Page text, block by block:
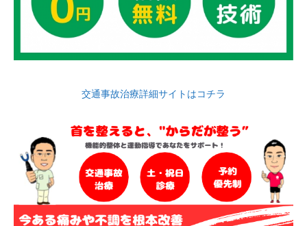
交通事故治療詳細サイトはコチラ